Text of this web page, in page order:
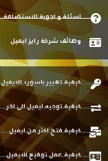
اسئلة و اجوبة الاستضافة
وظائف شركة رايز ايميل
كيفية تغيير باسورد الايميل
كيفية توجيه ايميل الى اخر
كيفية فتح اكثر من ايميل
كيفية عمل توقيع للايميل